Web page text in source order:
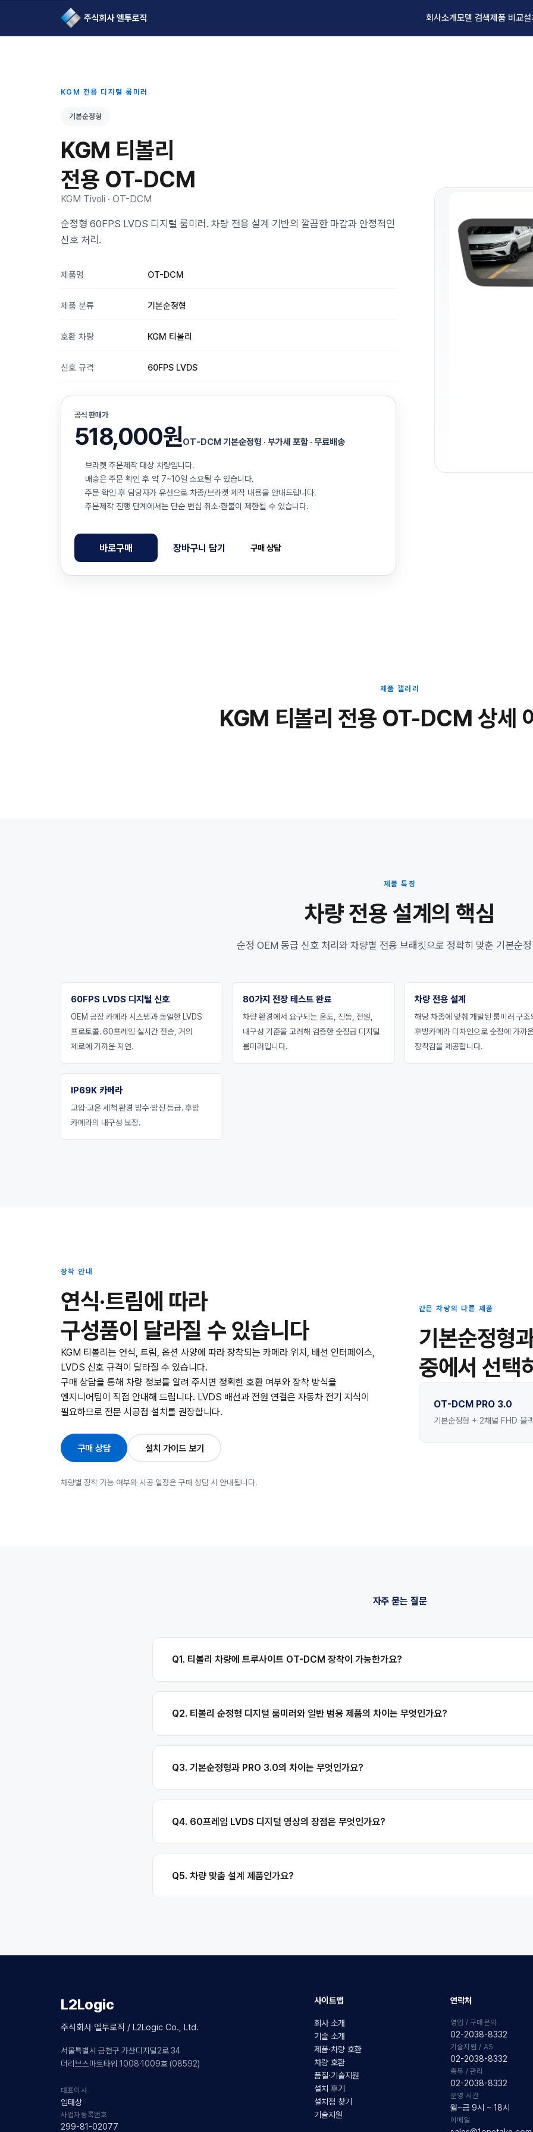
L2Logic 1onetake
회사소개모델 검색제품 비교설
KGM 전용 디지털 룸미러
기본순정형
KGM 티볼리
전용 OT-DCM
KGM Tivoli · OT-DCM
순정형 60FPS LVDS 디지털 룸미러. 차량 전용 설계 기반의 깔끔한 마감과 안정적인
신호 처리.
제품명 OT-DCM
제품 분류 기본순정형
호환 차량 KGM 티볼리
신호 규격 60FPS LVDS
공식 판매가
518,000원OT-DCM 기본순정형 · 부가세 포함 · 무료배송
브라켓 주문제작 대상 차량입니다.
배송은 주문 확인 후 약 7~10일 소요될 수 있습니다.
주문 확인 후 담당자가 유선으로 차종/브라켓 제작 내용을 안내드립니다.
주문제작 진행 단계에서는 단순 변심 취소·환불이 제한될 수 있습니다.
바로구매 장바구니 담기 구매 상담
제품 갤러리
KGM 티볼리 전용 OT-DCM 상세
제품 특징
차량 전용 설계의 핵심
순정 OEM 동급 신호 처리와 차량별 전용 브래킷으로 정확히 맞춘 기본순
60FPS LVDS 디지털 신호
OEM 공장 카메라 시스템과 동일한 LVDS
프로토콜. 60프레임 실시간 전송, 거의
제로에 가까운 지연.
80가지 전장 테스트 완료
차량 환경에서 요구되는 온도, 진동, 전원,
내구성 기준을 고려해 검증한 순정급 디지털
룸미러입니다.
차량 전용 설계
해당 차종에 맞춰 개발된 룸미러 구조
후방카메라 디자인으로 순정에 가까
장착감을 제공합니다.
IP69K 카메라
고압·고온 세척 환경 방수·방진 등급. 후방
카메라의 내구성 보장.
장착 안내
연식·트림에 따라
구성품이 달라질 수 있습니다
KGM 티볼리는 연식, 트림, 옵션 사양에 따라 장착되는 카메라 위치, 배선 인터페이스,
LVDS 신호 규격이 달라질 수 있습니다.
구매 상담을 통해 차량 정보를 알려 주시면 정확한 호환 여부와 장착 방식을
엔지니어팀이 직접 안내해 드립니다. LVDS 배선과 전원 연결은 자동차 전기 지식이
필요하므로 전문 시공점 설치를 권장합니다.
구매 상담 설치 가이드 보기
차량별 장착 가능 여부와 시공 일정은 구매 상담 시 안내됩니다.
같은 차량의 다른 제품
기본순정형
중에서 선택
OT-DCM PRO 3.0
기본순정형 + 2채널 FHD 블
자주 묻는 질문
Q1. 티볼리 차량에 트루사이트 OT-DCM 장착이 가능한가요?
Q2. 티볼리 순정형 디지털 룸미러와 일반 범용 제품의 차이는 무엇인가요?
Q3. 기본순정형과 PRO 3.0의 차이는 무엇인가요?
Q4. 60프레임 LVDS 디지털 영상의 장점은 무엇인가요?
Q5. 차량 맞춤 설계 제품인가요?
L2Logic
주식회사 엘투로직 / L2Logic Co., Ltd.
서울특별시 금천구 가산디지털2로 34
더리브스마트타워 1008·1009호 (08592)
대표이사
임태상
사업자등록번호
299-81-02077
사이트맵
회사 소개
기술 소개
제품·차량 호환
차량 호환
품질·기술지원
설치 후기
설치점 찾기
기술지원
연락처
영업 / 구매문의
02-2038-8332
기술지원 / AS
02-2038-8332
총무 / 관리
02-2038-8332
운영 시간
월~금 9시 ~ 18시
이메일